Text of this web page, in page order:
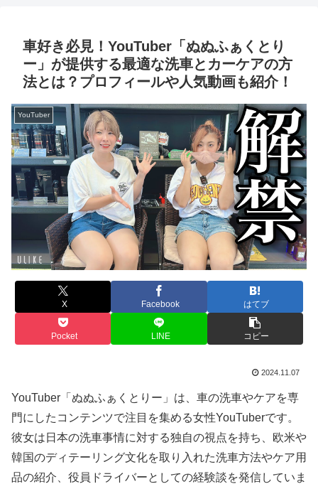
車好き必見！YouTuber「ぬぬふぁくとり
ー」が提供する最適な洗車とカーケアの方
法とは？プロフィールや人気動画も紹介！
YouTuber
X Facebook はてブ
Pocket LINE コピー
2024.11.07
YouTuber「ぬぬふぁくとりー」は、車の洗車やケアを専
門にしたコンテンツで注目を集める女性YouTuberです。
彼女は日本の洗車事情に対する独自の視点を持ち、欧米や
韓国のディテーリング文化を取り入れた洗車方法やケア用
品の紹介、役員ドライバーとしての経験談を発信していま